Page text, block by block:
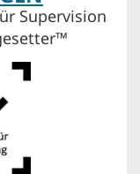
Supervision